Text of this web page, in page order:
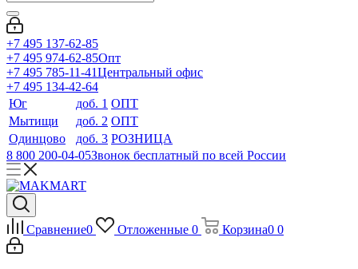
+7 495 137-62-85
+7 495 974-62-85Опт
+7 495 785-11-41Центральный офис
+7 495 134-42-64
Юг
доб. 1 ОПТ
Мытищи
доб. 2 ОПТ
Одинцово
доб. 3 РОЗНИЦА
8 800 200-04-05Звонок бесплатный по всей России
Сравнение0 Отложенные 0 Корзина0 0